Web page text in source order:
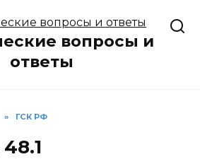
вопросы и
ответы
» ГСК РФ